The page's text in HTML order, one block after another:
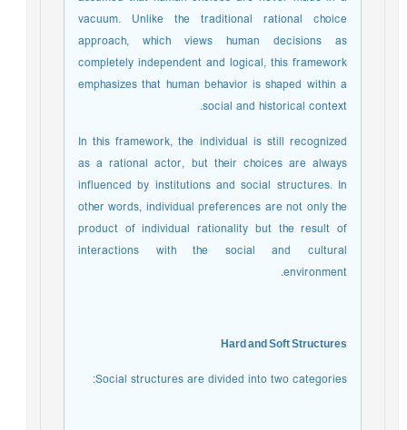
vacuum. Unlike the traditional rational choice
approach, which views human decisions as
completely independent and logical, this framework
emphasizes that human behavior is shaped within a
social and historical context.
In this framework, the individual is still recognized
as a rational actor, but their choices are always
influenced by institutions and social structures. In
other words, individual preferences are not only the
product of individual rationality but the result of
interactions with the social and cultural
environment.
Hard and Soft Structures
Social structures are divided into two categories: